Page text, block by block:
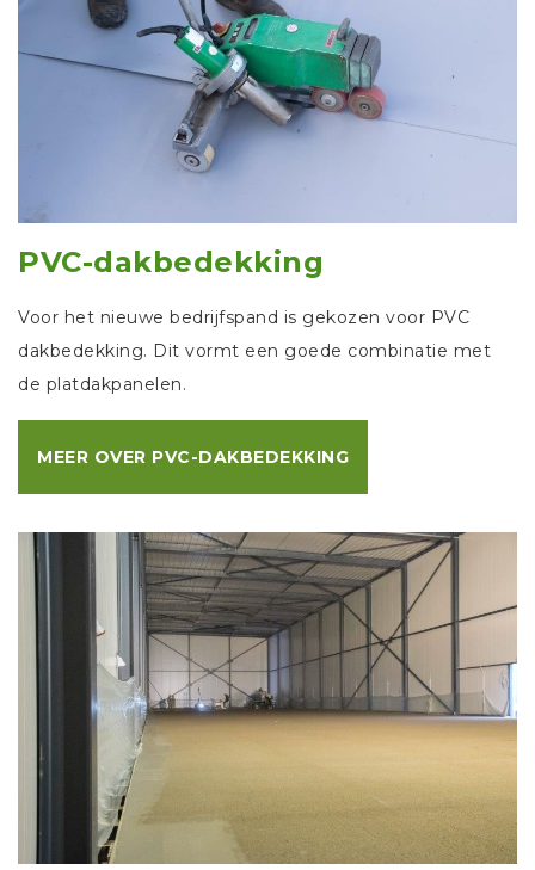
PVC-dakbedekking
Voor het nieuwe bedrijfspand is gekozen voor PVC
dakbedekking. Dit vormt een goede combinatie met
de platdakpanelen.
MEER OVER PVC-DAKBEDEKKING